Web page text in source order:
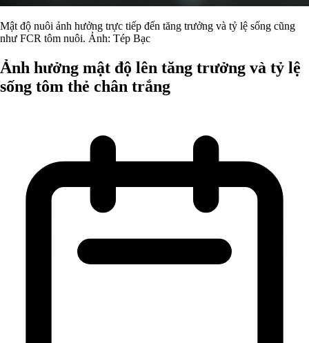
Mật độ nuôi ảnh hưởng trực tiếp đến tăng trưởng và tỷ lệ sống cũng
như FCR tôm nuôi. Ảnh: Tép Bạc
Ảnh hưởng mật độ lên tăng trưởng và tỷ lệ
sống tôm thẻ chân trắng